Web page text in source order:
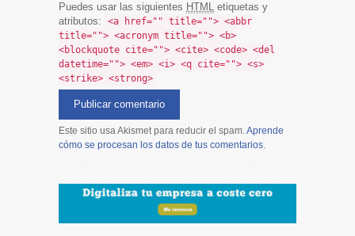
Puedes usar las siguientes HTML etiquetas y
atributos:
<a href="" title=""> <abbr
title=""> <acronym title=""> <b>
<blockquote cite=""> <cite> <code> <del
datetime=""> <em> <i> <q cite=""> <s>
<strike> <strong>
Este sitio usa Akismet para reducir el spam.Aprende
cómo se procesan los datos de tus comentarios.